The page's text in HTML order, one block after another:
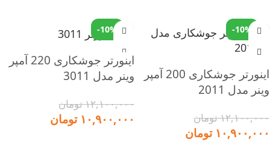
-10%
اینورتر جوشکاری 200 آمپر
وینر مدل 2011
۱۲,۱۰۰,۰۰۰تومان
۱۰,۹۰۰,۰۰۰ تومان
-10%
اینورتر جوشکاری 220 آمپر
وینر مدل 3011
۱۲,۱۰۰,۰۰۰تومان
۱۰,۹۰۰,۰۰۰ تومان